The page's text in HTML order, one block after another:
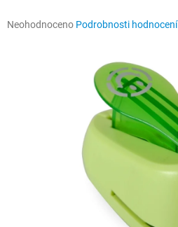
Průměrné
Neohodnoceno Podrobnosti hodnocení